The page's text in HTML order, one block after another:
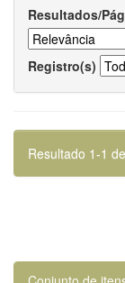
Resultados/
Registro(s)
Resultado 1-1